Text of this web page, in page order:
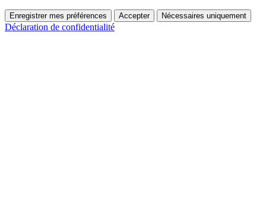
Enregistrer mes préférences Accepter Nécessaires uniquement
Déclaration de confidentialité